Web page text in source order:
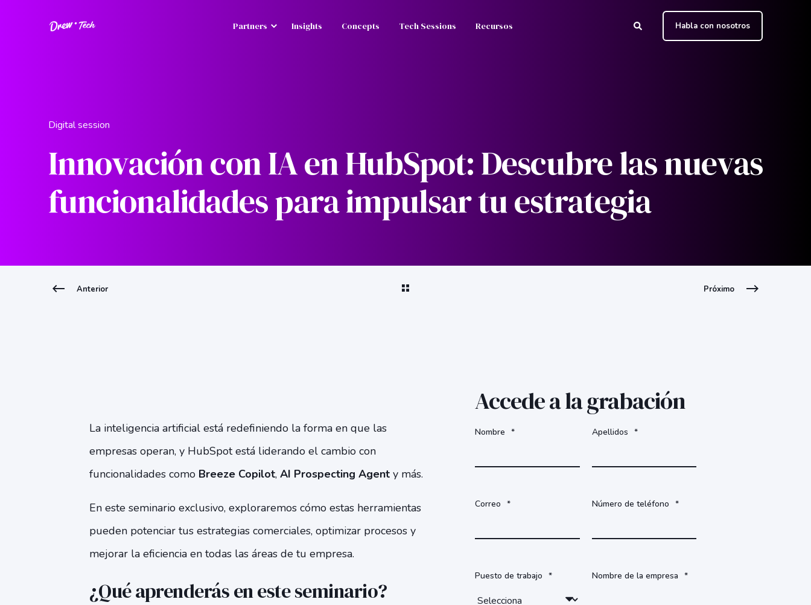
Partners Insights Concepts Tech Sessions Recursos Habla con nosotros
Digital session
Innovación con IA en HubSpot: Descubre las nuevas
funcionalidades para impulsar tu estrategia
Anterior Próximo
La inteligencia artificial está redefiniendo la forma en que las
empresas operan, y HubSpot está liderando el cambio con
funcionalidades como Breeze Copilot, AI Prospecting Agent y más.
En este seminario exclusivo, exploraremos cómo estas herramientas
pueden potenciar tus estrategias comerciales, optimizar procesos y
mejorar la eficiencia en todas las áreas de tu empresa.
¿Qué aprenderás en este seminario?
Accede a la grabación
Nombre * Apellidos *
Correo * Número de teléfono *
Puesto de trabajo * Nombre de la empresa *